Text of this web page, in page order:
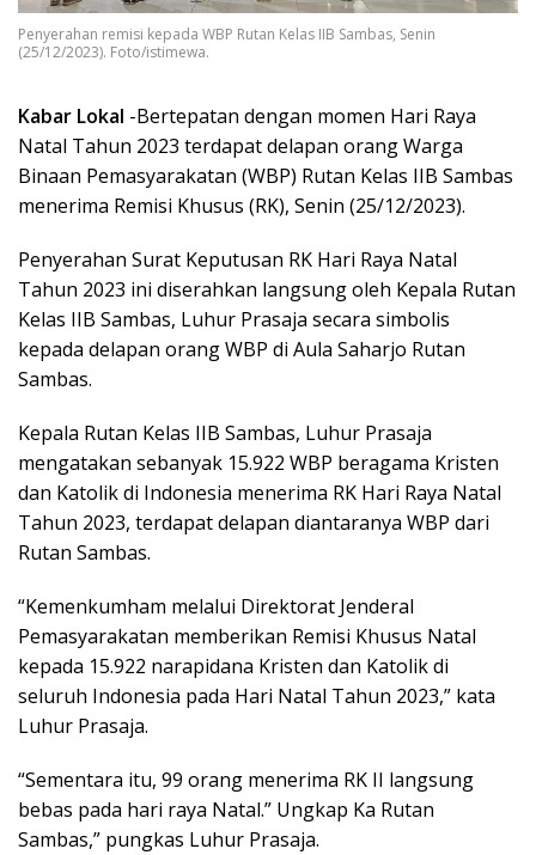
Penyerahan remisi kepada WBP Rutan Kelas IIB Sambas, Senin
(25/12/2023). Foto/istimewa.
Kabar Lokal -Bertepatan dengan momen Hari Raya
Natal Tahun 2023 terdapat delapan orang Warga
Binaan Pemasyarakatan (WBP) Rutan Kelas IIB Sambas
menerima Remisi Khusus (RK), Senin (25/12/2023).
Penyerahan Surat Keputusan RK Hari Raya Natal
Tahun 2023 ini diserahkan langsung oleh Kepala Rutan
Kelas IIB Sambas, Luhur Prasaja secara simbolis
kepada delapan orang WBP di Aula Saharjo Rutan
Sambas.
Kepala Rutan Kelas IIB Sambas, Luhur Prasaja
mengatakan sebanyak 15.922 WBP beragama Kristen
dan Katolik di Indonesia menerima RK Hari Raya Natal
Tahun 2023, terdapat delapan diantaranya WBP dari
Rutan Sambas.
“Kemenkumham melalui Direktorat Jenderal
Pemasyarakatan memberikan Remisi Khusus Natal
kepada 15.922 narapidana Kristen dan Katolik di
seluruh Indonesia pada Hari Natal Tahun 2023,” kata
Luhur Prasaja.
“Sementara itu, 99 orang menerima RK II langsung
bebas pada hari raya Natal.” Ungkap Ka Rutan
Sambas,” pungkas Luhur Prasaja.